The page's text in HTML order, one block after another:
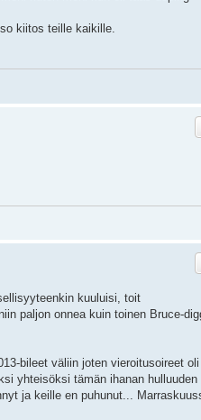
kiitos teille kaikille.
kuuluisi, toit
paljon onnea kuin toinen Bruce-
bileet väliin joten vieroitusoireet
yhteisöksi tämän ihanan hulluuden
ja keille en puhunut...